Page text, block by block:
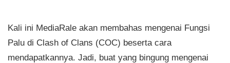
Kali ini MediaRale akan membahas mengenai Fungsi
Palu di Clash of Clans (COC) beserta cara
mendapatkannya. Jadi, buat yang bingung mengenai